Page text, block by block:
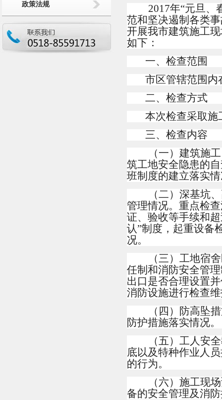
政策法规 2017年“元旦、
范和坚决遏制各类
开展我市建筑施工
如下：
一、检查范围
市区管辖范围内
二、检查方式
本次检查采取施
三、检查内容
（一）建筑施
筑工地安全隐患的
班制度的建立落实
（二）深基坑
管理情况。重点检
证、验收等手续和
认”制度，起重设备
况。
（三）工地宿
任制和消防安全管
出口是否合理设置
消防设施进行检查
（四）防高坠
防护措施落实情况。
（五）工人安
底以及特种作业人
的行为。
（六）施工现
备的安全管理及消